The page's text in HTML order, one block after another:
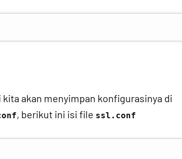
akan menyimpan konfigurasinya di
, berikut ini isi file ssl.conf